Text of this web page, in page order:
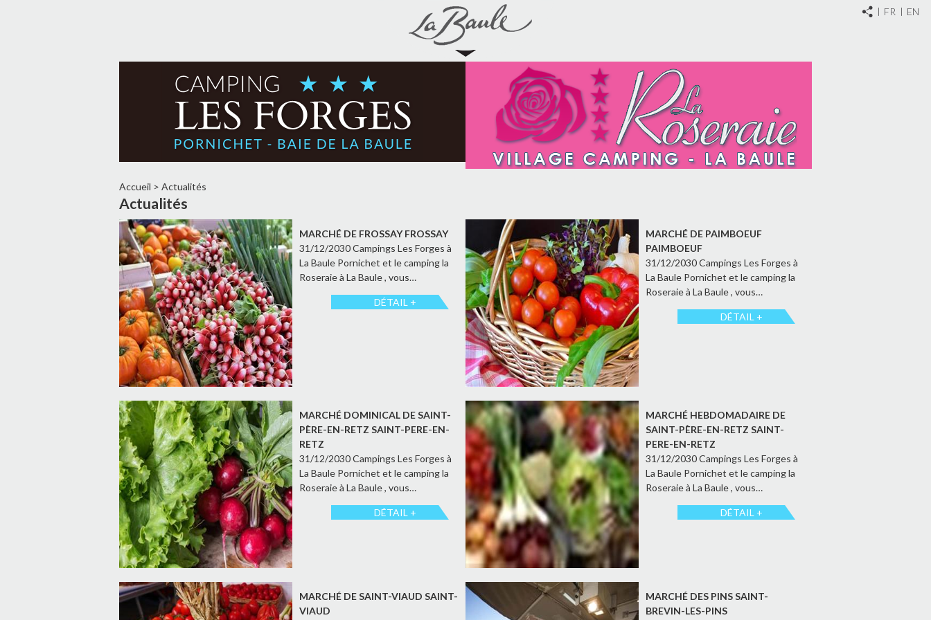
FR EN
Accueil > Actualités
Actualités
MARCHÉ DE FROSSAY FROSSAY
31/12/2030 Campings Les Forges à
La Baule Pornichet et le camping la
Roseraie à La Baule , vous…
DÉTAIL +
MARCHÉ DE PAIMBOEUF
PAIMBOEUF
31/12/2030 Campings Les Forges à
La Baule Pornichet et le camping la
Roseraie à La Baule , vous…
DÉTAIL +
MARCHÉ DOMINICAL DE SAINT-
PÈRE-EN-RETZ SAINT-PERE-EN-
RETZ
31/12/2030 Campings Les Forges à
La Baule Pornichet et le camping la
Roseraie à La Baule , vous…
DÉTAIL +
MARCHÉ HEBDOMADAIRE DE
SAINT-PÈRE-EN-RETZ SAINT-
PERE-EN-RETZ
31/12/2030 Campings Les Forges à
La Baule Pornichet et le camping la
Roseraie à La Baule , vous…
DÉTAIL +
MARCHÉ DE SAINT-VIAUD SAINT-
VIAUD
MARCHÉ DES PINS SAINT-
BREVIN-LES-PINS